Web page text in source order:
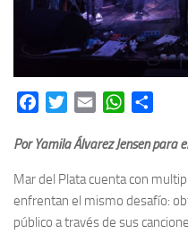
FacebookTwitterEmail WhatsApp
Por Yamila Álvarez Jensen para
Mar del Plata cuenta con
enfrentan el mismo desafío:
público a través de sus